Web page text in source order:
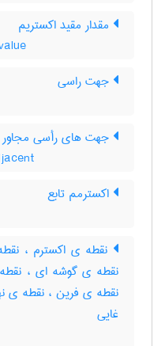
مقدار مقید اکستریم
جهت راسی
جهت های رأسی مجاور
اکسترمم تابع
نقطه ی اکسترم ،
نقطه ی گوشه ای ،
‌نقطه ی فرین ، نقطه ی
غایی